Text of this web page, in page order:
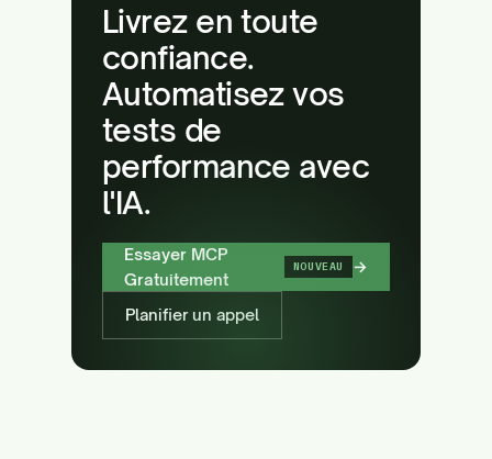
Livrez en toute
confiance.
Automatisez vos
tests de
performance avec
l'IA.
Essayer MCP
Gratuitement
NOUVEAU →
Planifier un appel